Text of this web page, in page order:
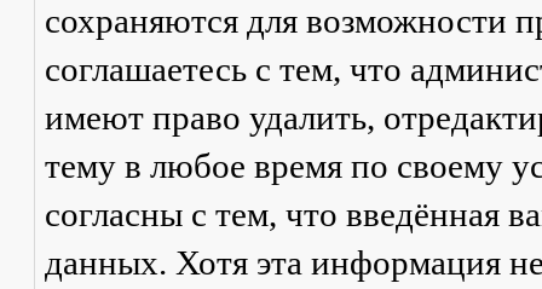
сохраняются для возможности
соглашаетесь с тем, что
имеют право удалить,
тему в любое время по своему
согласны с тем, что введённая
данных. Хотя эта информация